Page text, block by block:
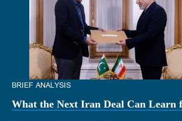
BRIEF ANALYSIS
What the Next Iran Deal Can Learn